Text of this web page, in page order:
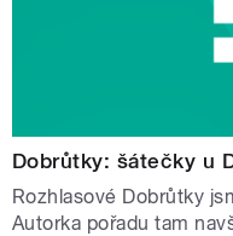
Dobrůtky: šátečky u
Rozhlasové Dobrůtky
Autorka pořadu tam